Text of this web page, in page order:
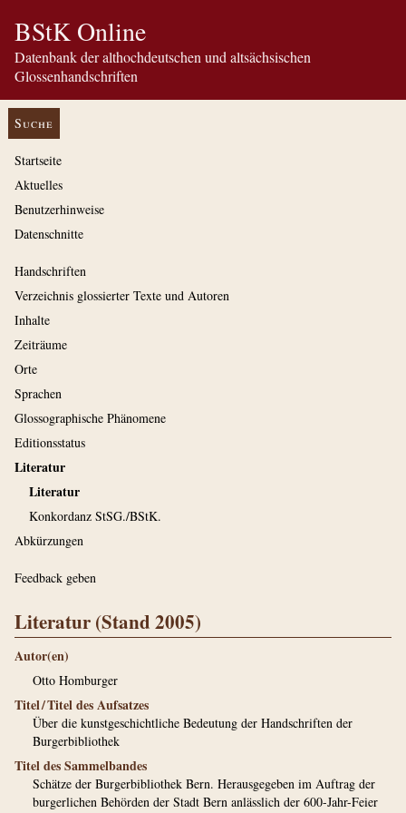
BStK Online
Datenbank der althochdeutschen und altsächsischen
Glossenhandschriften
Suche
Startseite
Aktuelles
Benutzerhinweise
Datenschnitte
Handschriften
Verzeichnis glossierter Texte und Autoren
Inhalte
Zeiträume
Orte
Sprachen
Glossographische Phänomene
Editionsstatus
Literatur
Literatur
Konkordanz StSG./BStK.
Abkürzungen
Feedback geben
Literatur (Stand 2005)
Autor(en)
Otto Homburger
Titel / Titel des Aufsatzes
Über die kunstgeschichtliche Bedeutung der Handschriften der
Burgerbibliothek
Titel des Sammelbandes
Schätze der Burgerbibliothek Bern. Herausgegeben im Auftrag der
burgerlichen Behörden der Stadt Bern anlässlich der 600-Jahr-Feier